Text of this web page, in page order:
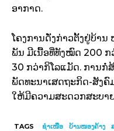
ອາກາດ.
ໂຄງການດັ່ງກ່າວຕັ້ງຢູ່ບ້ານ
ພັນ ມີເນື້ອທີ່ທັງໝົດ 200 ກ
30 ກວ່າກິໂລແມັດ. ການກໍ່
ພັດທະນາເສດຖະກິດ-ສັງຄົ
ໃຫ້ມີຄວາມສະດວກສະບາ
TAGS ຊຳເໜືອ ບ້ານໜອງຄ້າງ